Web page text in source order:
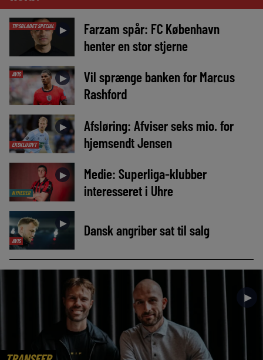
TIPSBLADET SPECIAL ►
Farzam spår: FC København
henter en stor stjerne
AVIS ►
Vil sprænge banken for Marcus
Rashford
EKSKLUSIVT
►
Afsløring: Afviser seks mio. for
hjemsendt Jensen
NYHEDER
►
Medie: Superliga-klubber
interesseret i Uhre
AVIS
► Dansk angriber sat til salg
►